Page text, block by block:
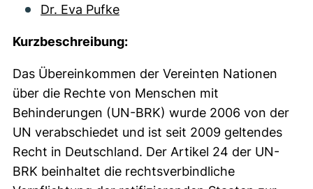
Dr. Eva Pufke
Kurzbeschreibung:
Das Übereinkommen der Vereinten Nationen
über die Rechte von Menschen mit
Behinderungen (UN-BRK) wurde 2006 von der
UN verabschiedet und ist seit 2009 geltendes
Recht in Deutschland. Der Artikel 24 der UN-
BRK beinhaltet die rechtsverbindliche